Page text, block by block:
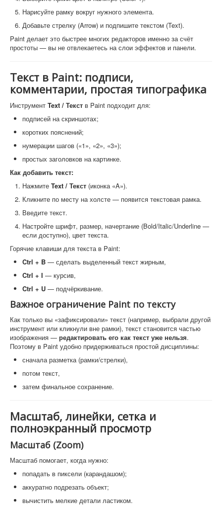
Нарисуйте рамку вокруг нужного элемента.
Добавьте стрелку (Arrow) и подпишите текстом (Text).
Paint делает это быстрее многих редакторов именно за счёт
простоты — вы не отвлекаетесь на слои эффектов и панели.
Текст в Paint: подписи,
комментарии, простая типографика
Инструмент Text / Текст в Paint подходит для:
подписей на скриншотах;
коротких пояснений;
нумерации шагов («1», «2», «3»);
простых заголовков на картинке.
Как добавить текст:
Нажмите Text / Текст (иконка «A»).
Кликните по месту на холсте — появится текстовая рамка.
Введите текст.
Настройте шрифт, размер, начертание (Bold/Italic/Underline —
если доступно), цвет текста.
Горячие клавиши для текста в Paint:
Ctrl + B — сделать выделенный текст жирным,
Ctrl + I — курсив,
Ctrl + U — подчёркивание.
Важное ограничение Paint по тексту
Как только вы «зафиксировали» текст (например, выбрали другой
инструмент или кликнули вне рамки), текст становится частью
изображения — редактировать его как текст уже нельзя.
Поэтому в Paint удобно придерживаться простой дисциплины:
сначала разметка (рамки/стрелки),
потом текст,
затем финальное сохранение.
Масштаб, линейки, сетка и
полноэкранный просмотр
Масштаб (Zoom)
Масштаб помогает, когда нужно:
попадать в пиксели (карандашом);
аккуратно подрезать объект;
вычистить мелкие детали ластиком.